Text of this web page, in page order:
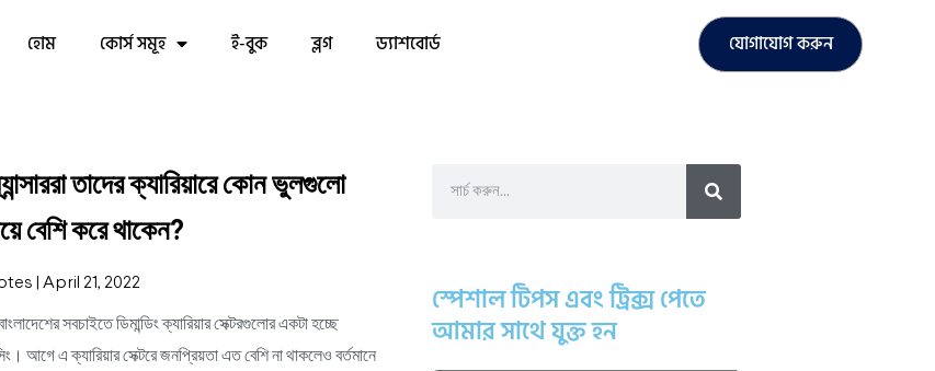
হোম কোর্স সমূহ ই-বুক ব্লগ ড্যাশবোর্ড যোগাযোগ করুন
তাদের ক্যারিয়ারে কোন ভুলগুলো
বেশি করে থাকেন?
April 21, 2022
সবচাইতে ডিমান্ডিং ক্যারিয়ার সেক্টরগুলোর একটা হচ্ছে
আগে এ ক্যারিয়ার সেক্টরে জনপ্রিয়তা এত বেশি না থাকলেও বর্তমানে
স্পেশাল টিপস এবং ট্রিক্স পেতে
আমার সাথে যুক্ত হন